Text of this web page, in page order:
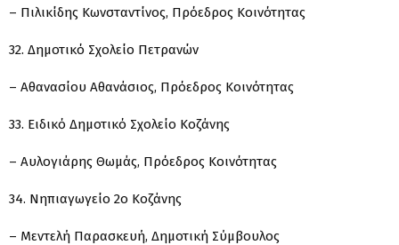
– Πιλικίδης Κωνσταντίνος, Πρόεδρος Κοινότητας
32. Δημοτικό Σχολείο Πετρανών
– Αθανασίου Αθανάσιος, Πρόεδρος Κοινότητας
33. Ειδικό Δημοτικό Σχολείο Κοζάνης
– Αυλογιάρης Θωμάς, Πρόεδρος Κοινότητας
34. Νηπιαγωγείο 2ο Κοζάνης
– Μεντελή Παρασκευή, Δημοτική Σύμβουλος